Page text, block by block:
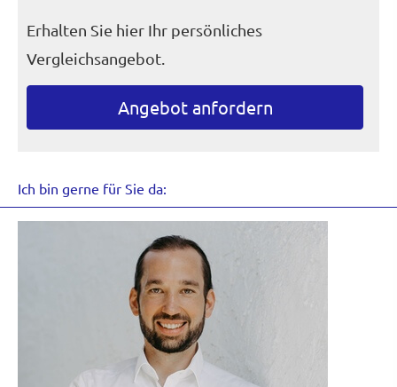
Erhalten Sie hier Ihr persönliches
Vergleichsangebot.
An­ge­bot an­for­dern
Ich bin gerne für Sie da: